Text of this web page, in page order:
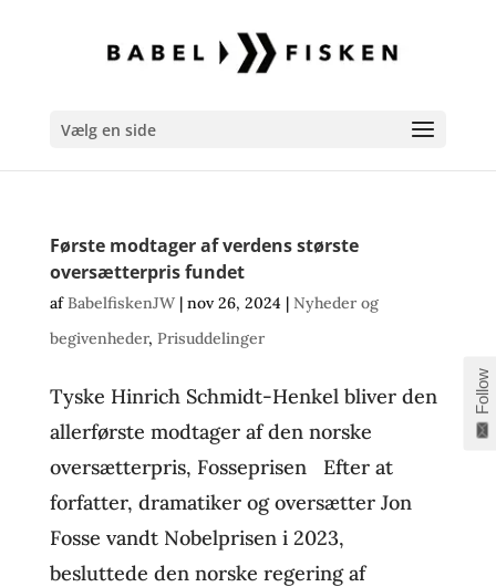
Vælg en side
Første modtager af verdens største
oversætterpris fundet
afBabelfiskenJW| nov 26, 2024 | Nyheder og
begivenheder, Prisuddelinger
Tyske Hinrich Schmidt-Henkel bliver den
allerførste modtager af den norske
oversætterpris, Fosseprisen Efter at
forfatter, dramatiker og oversætter Jon
Fosse vandt Nobelprisen i 2023,
besluttede den norske regering af
Follow